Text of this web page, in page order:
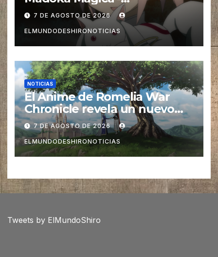
Walpurgisnacht Rising-
regresa a Cines de Japón con
una versión IMAX
7 DE AGOSTO DE 2026
ELMUNDODESHIRONOTICIAS
NOTICIAS
El Anime de Romelia War
Chronicle revela un nuevo
Video promocional
7 DE AGOSTO DE 2026
ELMUNDODESHIRONOTICIAS
Tweets by ElMundoShiro